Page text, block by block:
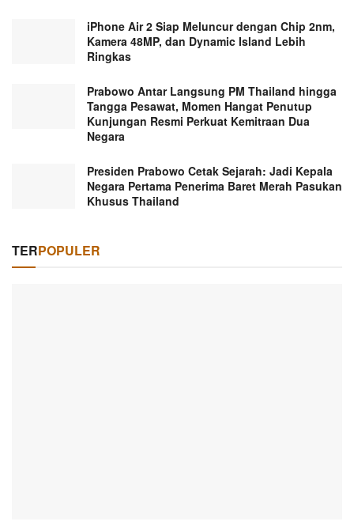
iPhone Air 2 Siap Meluncur dengan Chip 2nm,
Kamera 48MP, dan Dynamic Island Lebih
Ringkas
Prabowo Antar Langsung PM Thailand hingga
Tangga Pesawat, Momen Hangat Penutup
Kunjungan Resmi Perkuat Kemitraan Dua
Negara
Presiden Prabowo Cetak Sejarah: Jadi Kepala
Negara Pertama Penerima Baret Merah Pasukan
Khusus Thailand
TERPOPULER